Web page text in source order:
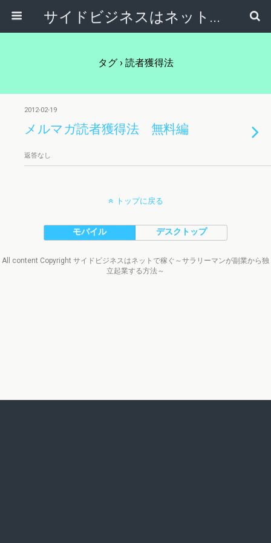
サイドビジネスはネットで稼ぐ～サラリーマンが副業から独立起業する方法～
タグ › 読者獲得法
2012-02-19
メルマガ読者獲得法 無料編
返答なし
トップに戻る
モバイル デスクトップ
All content Copyright サイドビジネスはネットで稼ぐ～サラリーマンが副業から独
立起業する方法～